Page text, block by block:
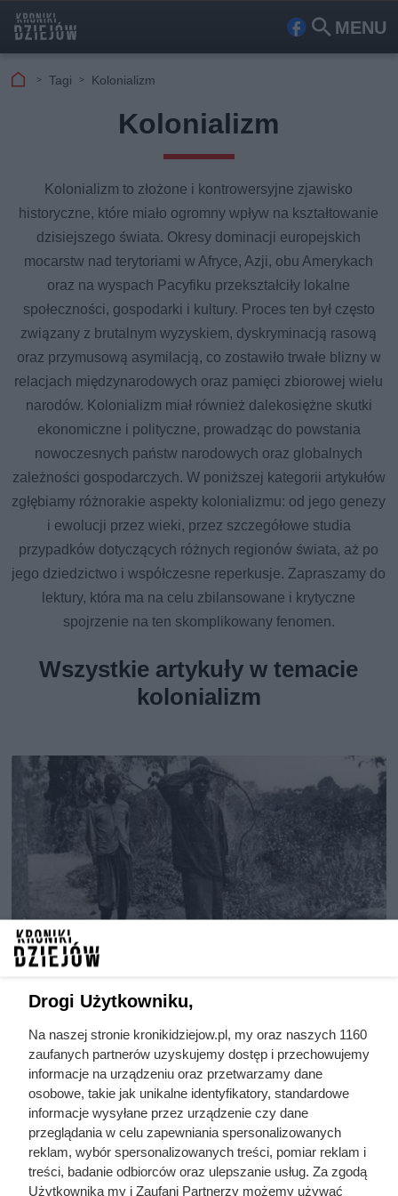
MENU
Fa Szu
Tagi Kolonializm
Kolonializm
Kolonializm to złożone i kontrowersyjne zjawisko
historyczne, które miało ogromny wpływ na kształtowanie
dzisiejszego świata. Okresy dominacji europejskich
mocarstw nad terytoriami w Afryce, Azji, obu Amerykach
oraz na wyspach Pacyfiku przekształciły lokalne
społeczności, gospodarki i kultury. Proces ten był często
związany z brutalnym wyzyskiem, dyskryminacją rasową
oraz przymusową asymilacją, co zostawiło trwałe blizny w
relacjach międzynarodowych oraz pamięci zbiorowej wielu
narodów. Kolonializm miał również dalekosiężne skutki
ekonomiczne i polityczne, prowadząc do powstania
nowoczesnych państw narodowych oraz globalnych
zależności gospodarczych. W poniższej kategorii artykułów
zgłębiamy różnorakie aspekty kolonializmu: od jego genezy
i ewolucji przez wieki, przez szczegółowe studia
przypadków dotyczących różnych regionów świata, aż po
jego dziedzictwo i współczesne reperkusje. Zapraszamy do
lektury, która ma na celu zbilansowane i krytyczne
spojrzenie na ten skomplikowany fenomen.
Wszystkie artykuły w temacie
kolonializm
Najbardziej okrutne ludobójstwo
w historii kolonializmu - Belgijskie
Kongo
Jak wyglądało najbardziej okrutne ludobójstwo w historii
kolonializmu? Sprawdź informacje na temat historii
Drogi Użytkowniku,
Na naszej stronie kronikidziejow.pl, my oraz naszych 1160
zaufanych partnerów uzyskujemy dostęp i przechowujemy
informacje na urządzeniu oraz przetwarzamy dane
osobowe, takie jak unikalne identyfikatory, standardowe
informacje wysyłane przez urządzenie czy dane
przeglądania w celu zapewniania spersonalizowanych
reklam, wybór spersonalizowanych treści, pomiar reklam i
treści, badanie odbiorców oraz ulepszanie usług. Za zgodą
Użytkownika my i Zaufani Partnerzy możemy używać